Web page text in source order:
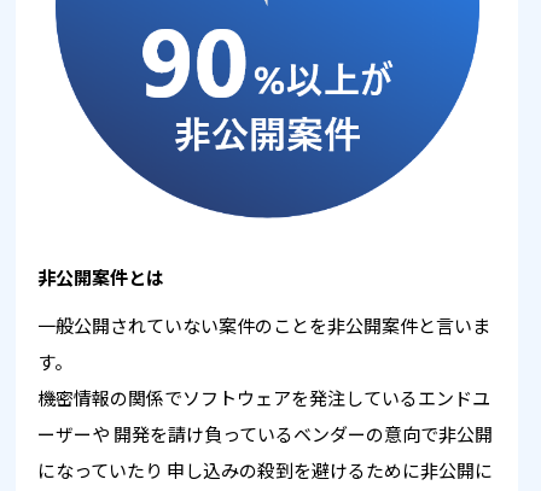
非公開案件とは
一般公開されていない案件のことを非公開案件と言いま
す。
機密情報の関係でソフトウェアを発注しているエンドユ
ーザーや 開発を請け負っているベンダーの意向で非公開
になっていたり 申し込みの殺到を避けるために非公開に